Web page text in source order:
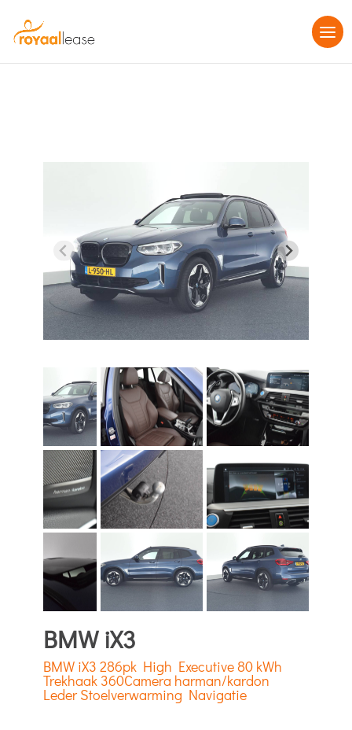
BMW iX3
BMW iX3 286pk High Executive 80 kWh
Trekhaak 360Camera harman/kardon
Leder Stoelverwarming Navigatie